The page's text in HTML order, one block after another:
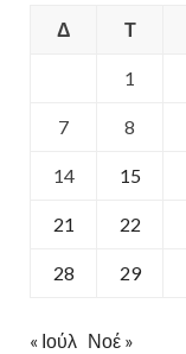
Δ
Τ
1
7 8
14 15
21 22
28 29
« Ιούλ Νοέ »